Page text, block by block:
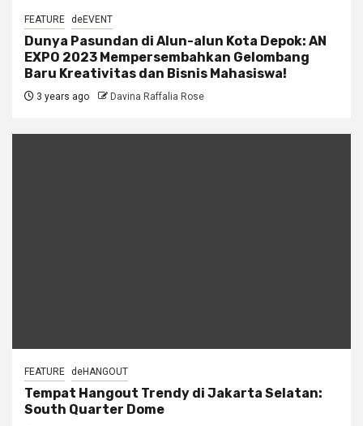
FEATURE deEVENT
Dunya Pasundan di Alun-alun Kota Depok: AN
EXPO 2023 Mempersembahkan Gelombang
Baru Kreativitas dan Bisnis Mahasiswa!
3 years ago Davina Raffalia Rose
FEATURE deHANGOUT
Tempat Hangout Trendy di Jakarta Selatan:
South Quarter Dome